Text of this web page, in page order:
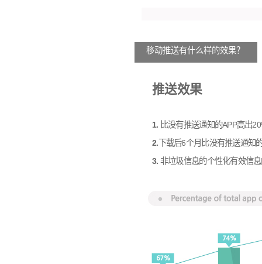
移动推送有什么样的效果？
推送效果
1. 比没有推送通知的APP高出
2. 下载后6个月比没有推送通知
3. 非垃圾信息的个性化有效信